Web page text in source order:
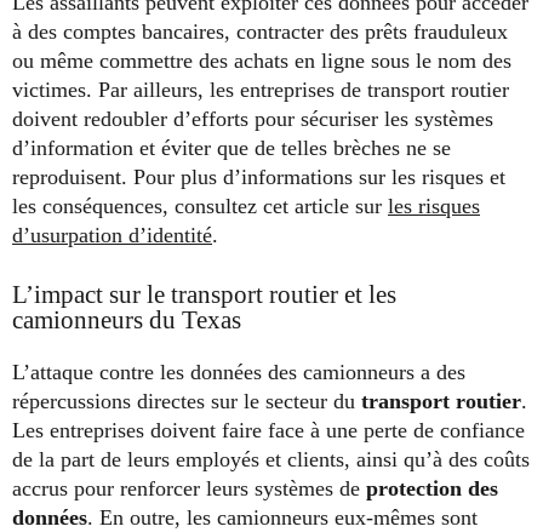
à des comptes bancaires, contracter des prêts frauduleux
ou même commettre des achats en ligne sous le nom des
victimes. Par ailleurs, les entreprises de transport routier
doivent redoubler d’efforts pour sécuriser les systèmes
d’information et éviter que de telles brèches ne se
reproduisent. Pour plus d’informations sur les risques et
les conséquences, consultez cet article sur les risques
d’usurpation d’identité.
L’impact sur le transport routier et les
camionneurs du Texas
L’attaque contre les données des camionneurs a des
répercussions directes sur le secteur du transport routier.
Les entreprises doivent faire face à une perte de confiance
de la part de leurs employés et clients, ainsi qu’à des coûts
accrus pour renforcer leurs systèmes de protection des
données. En outre, les camionneurs eux-mêmes sont